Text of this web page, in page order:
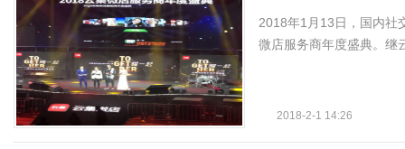
2018年1月13日，国内社
微店服务商年度盛典。继
2018-2-1 14:26